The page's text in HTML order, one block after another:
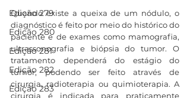
Edição 279
Edição 280
Edição 281
Edição 282
Edição 283
Quando existe a queixa de um nódulo, o
diagnóstico é feito por meio do histórico do
paciente e de exames como mamografia,
ultrassonografia e biópsia do tumor. O
tratamento dependerá do estágio do
tumor, podendo ser feito através de
cirurgia, radioterapia ou quimioterapia. A
cirurgia é indicada para praticamente